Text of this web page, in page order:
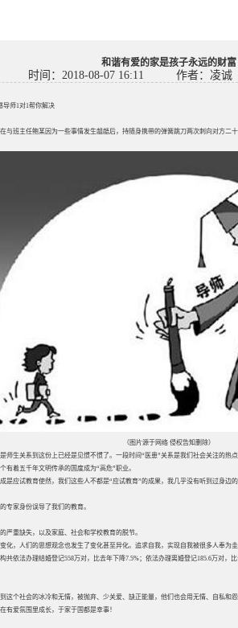
和谐有爱的家是孩子永远的财富
时间：2018-08-07 16:11 作者：凌诚
导师1对1帮你解决
与班主任鲍某因为一些事情发生龃龉后，持随身携带的弹簧跳刀两次刺向对方二
（图片源于网络 侵权告知删除）
师生关系到这份上已经是见惯不惯了。一段时间“医患”关系是我们社会关注的
有着五千年文明传承的国度成为“高危”职业。
是应试教育使然，我们这些人不都是“应试教育”的成果，我几乎没有听到过身
专家身份误导了我们的教育。
严重缺失，以及家庭、社会和学校教育的脱节。
化，人们的思想观念也发生了变化甚至异化。追求自我，实现自我被很多人奉为
共依法办理结婚登记558万对，比去年下降7.5%；依法办理离婚登记185.6万对
这个社会的冰冷和无情，被抛弃、少关爱、缺正能量，他们也会用无情、自私和
有爱氛围里成长，于家于国都是幸事！